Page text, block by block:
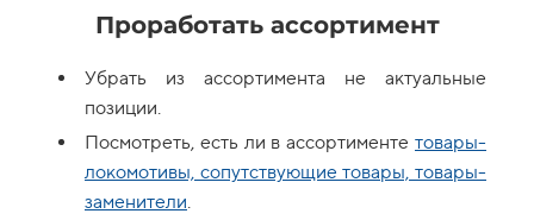
Проработать ассортимент
Убрать из ассортимента не актуальные
позиции.
Посмотреть, есть ли в ассортименте товары-
локомотивы, сопутствующие товары, товары-
заменители